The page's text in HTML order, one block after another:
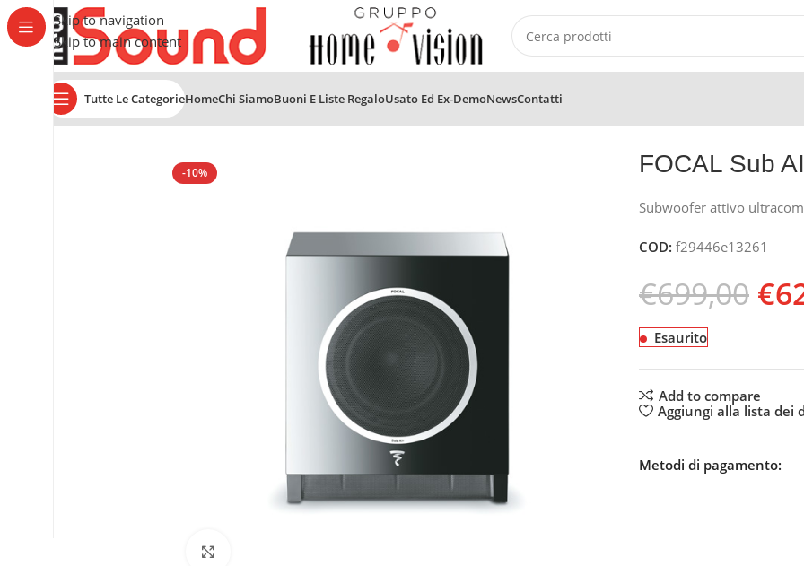
Skip to navigation
Skip to main content
Tutte Le CategorieHomeChi SiamoBuoni E Liste RegaloUsato Ed Ex-DemoNewsContatti
Home Diffusori SUBWOOFER AMPLIFICATI
-10% FOCAL Sub
Subwoofer attivo
COD: f29446e13261
€699,00 €
Esaurito
Add to compare
Aggiungi alla lista dei
Metodi di pagamento: